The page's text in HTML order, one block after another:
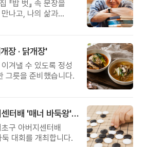
『밥 벗』 속 문장을
나고, 나의 삶과
장 · 닭개장'
겨낼 수 있도록 정성
그릇을 준비했습니다.
제3회 서초구 아버지센터배 '매너 바둑왕' 대회
구 아버지센터배
대회를 개최합니다.